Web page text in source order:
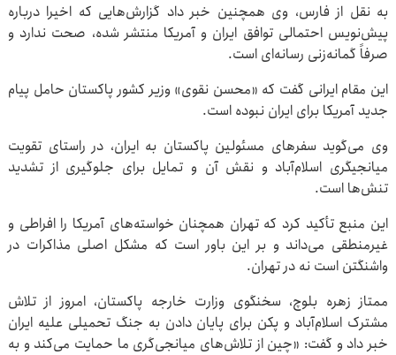
به نقل از فارس، وی همچنین خبر داد گزارش‌هایی که اخیرا درباره
پیش‌نویس احتمالی توافق ایران و آمریکا منتشر شده، صحت ندارد و
صرفاً گمانه‌زنی رسانه‌ای است.
این مقام ایرانی گفت که «محسن نقوی» وزیر کشور پاکستان حامل پیام
جدید آمریکا برای ایران نبوده است.
وی می‌گوید سفرهای مسئولین پاکستان به ایران، در راستای تقویت
میانجیگری اسلام‌آباد و نقش آن و تمایل برای جلوگیری از تشدید
تنش‌ها است.
این منبع تأکید کرد که تهران همچنان خواسته‌های آمریکا را افراطی و
غیرمنطقی می‌داند و بر این باور است که مشکل اصلی مذاکرات در
واشنگتن است نه در تهران.
ممتاز زهره بلوچ، سخنگوی وزارت خارجه پاکستان، امروز از تلاش
مشترک اسلام‌آباد و پکن برای پایان دادن به جنگ تحمیلی علیه ایران
خبر داد و گفت: «چین از تلاش‌های میانجی‌گری ما حمایت می‌کند و به